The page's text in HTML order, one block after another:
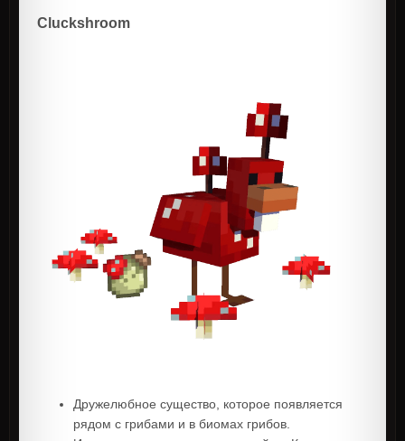
Cluckshroom
Дружелюбное существо, которое появляется
рядом с грибами и в биомах грибов.